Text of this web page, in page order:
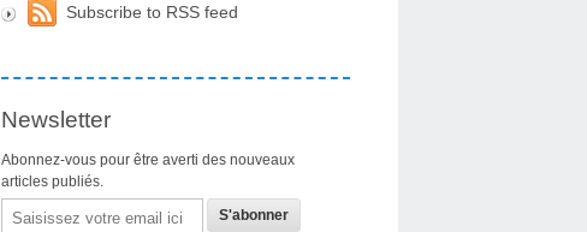
Subscribe to RSS feed
Newsletter
Abonnez-vous pour être averti des nouveaux
articles publiés.
Email